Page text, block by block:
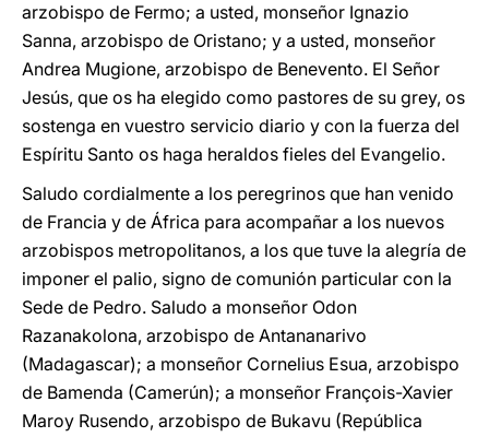
arzobispo de Fermo; a usted, monseñor Ignazio
Sanna, arzobispo de Oristano; y a usted, monseñor
Andrea Mugione, arzobispo de Benevento. El Señor
Jesús, que os ha elegido como pastores de su grey, os
sostenga en vuestro servicio diario y con la fuerza del
Espíritu Santo os haga heraldos fieles del Evangelio.
Saludo cordialmente a los peregrinos que han venido
de Francia y de África para acompañar a los nuevos
arzobispos metropolitanos, a los que tuve la alegría de
imponer el palio, signo de comunión particular con la
Sede de Pedro. Saludo a monseñor Odon
Razanakolona, arzobispo de Antananarivo
(Madagascar); a monseñor Cornelius Esua, arzobispo
de Bamenda (Camerún); a monseñor François-Xavier
Maroy Rusendo, arzobispo de Bukavu (República